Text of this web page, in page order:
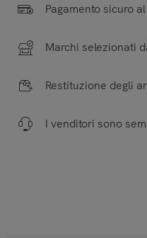
Pagamento sicuro
Marchi selezionati
Restituzione degli
I venditori sono